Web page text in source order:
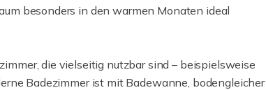
besonders in den warmen Monaten ideal
die vielseitig nutzbar sind – beispielsweise
Badezimmer ist mit Badewanne, bodengleicher